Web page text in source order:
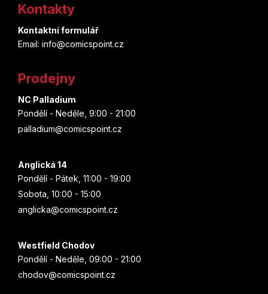
Kontakty
Kontaktní formulář
Email: info@comicspoint.cz
Prodejny
NC Palladium
Pondělí - Neděle, 9:00 - 21:00
palladium@comicspoint.cz
Anglická 14
Pondělí - Pátek, 11:00 - 19:00
Sobota, 10:00 - 15:00
anglicka@comicspoint.cz
Westfield Chodov
Pondělí - Neděle, 09:00 - 21:00
chodov@comicspoint.cz